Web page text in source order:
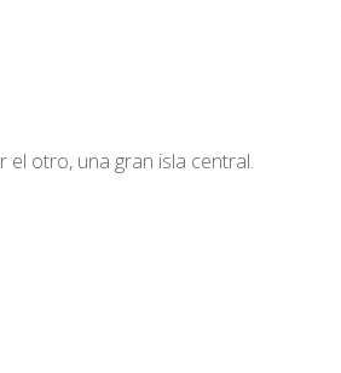
el otro, una gran isla central.